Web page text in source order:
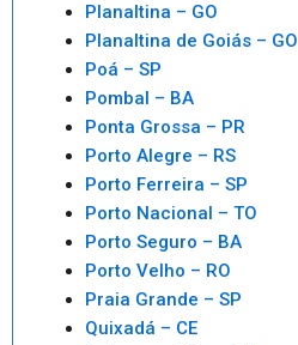
Planaltina – GO
Planaltina de Goiás – GO
Poá – SP
Pombal – BA
Ponta Grossa – PR
Porto Alegre – RS
Porto Ferreira – SP
Porto Nacional – TO
Porto Seguro – BA
Porto Velho – RO
Praia Grande – SP
Quixadá – CE